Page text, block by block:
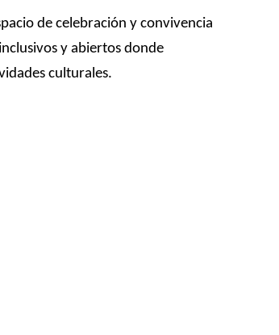
de celebración y convivencia
y abiertos donde
culturales.